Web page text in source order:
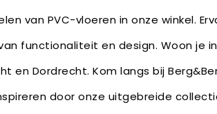
van PVC-vloeren in onze winkel.
functionaliteit en design. Woon je
en Dordrecht. Kom langs bij
door onze uitgebreide